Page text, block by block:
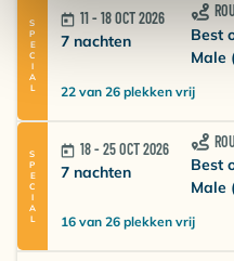
SPECIAL 11 - 18 OCT 2026
7 nachten
Best
Male
22 van 26 plekken vrij
SPECIAL 18 - 25 OCT 2026
7 nachten
Best
Male
16 van 26 plekken vrij